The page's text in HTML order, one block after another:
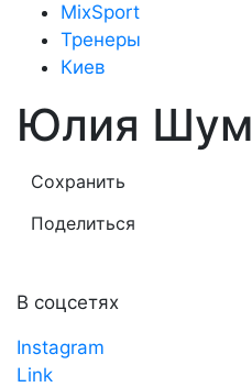
MixSport
Тренеры
Киев
Юлия Шум
Сохранить
Поделиться
В соцсетях
Instagram
Link